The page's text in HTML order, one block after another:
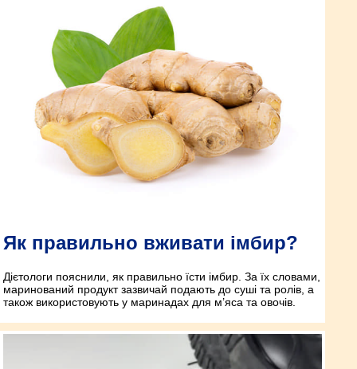
Як правильно вживати імбир?
Дієтологи пояснили, як правильно їсти імбир. За їх словами,
маринований продукт зазвичай подають до суші та ролів, а
також використовують у маринадах для м’яса та овочів.